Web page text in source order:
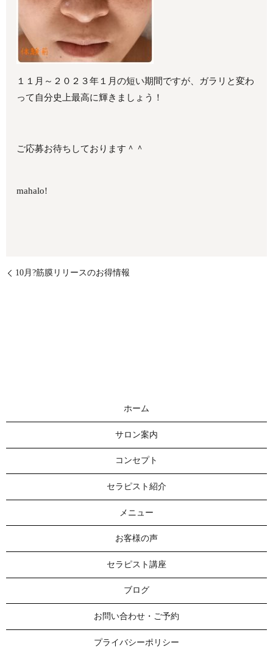
１１月～２０２３年１月の短い期間ですが、ガラリと変わ
って自分史上最高に輝きましょう！
ご応募お待ちしております＾＾
mahalo!
10月?筋膜リリースのお得情報
ホーム
サロン案内
コンセプト
セラピスト紹介
メニュー
お客様の声
セラピスト講座
ブログ
お問い合わせ・ご予約
プライバシーポリシー